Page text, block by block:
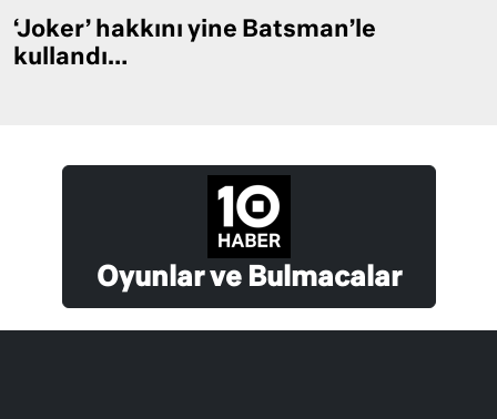
‘Joker’ hakkını yine Batsman’le
kullandı…
Oyunlar ve Bulmacalar